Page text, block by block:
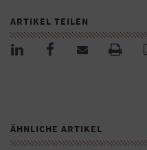
ARTIKEL TEILEN
ÄHNLICHE ARTIKEL